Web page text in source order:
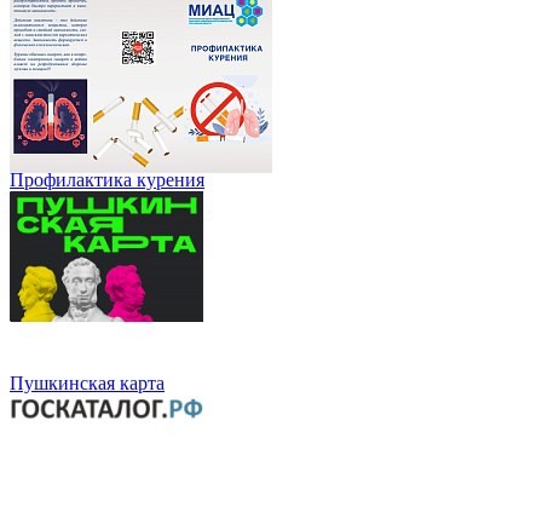
Профилактика курения
Пушкинская карта